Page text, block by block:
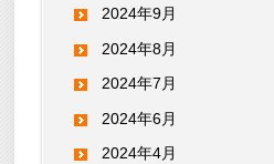
2024年9月
2024年8月
2024年7月
2024年6月
2024年4月